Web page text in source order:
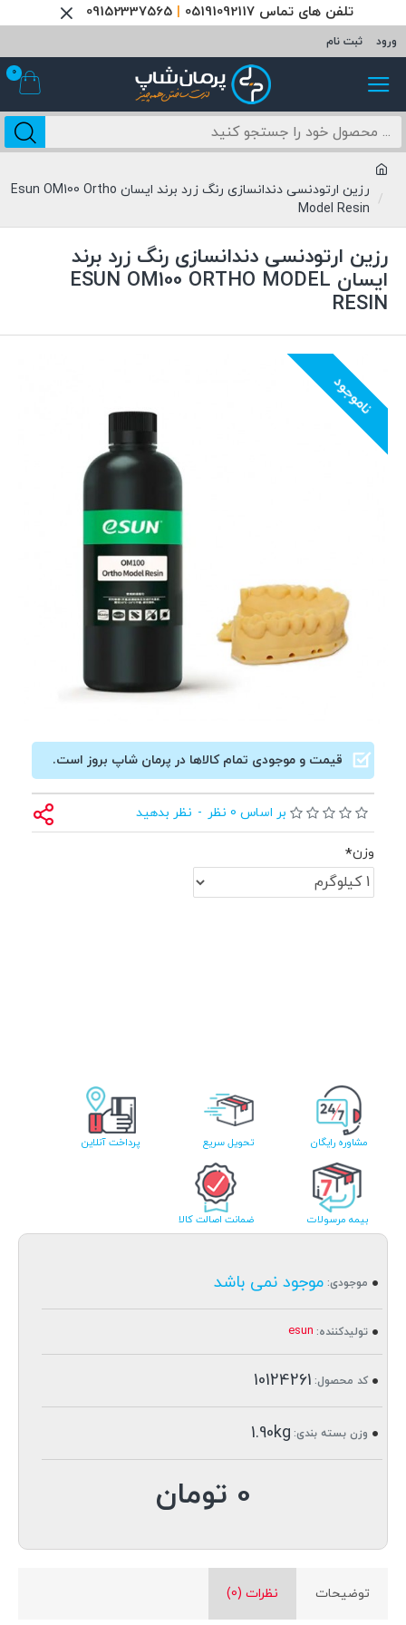
تلفن های تماس 05191092117 09152337565
ورود ثبت نام
0
رزین ارتودنسی دندانسازی رنگ زرد برند ایسان Esun OM100 Ortho
Model Resin
رزین ارتودنسی دندانسازی رنگ زرد برند
ایسان ESUN OM100 ORTHO MODEL
RESIN
ناموجود
قیمت و موجودی تمام کالاها در پرمان شاپ بروز است.
بر اساس 0 نظر - نظر بدهید
وزن
مشاوره رایگان تحویل سریع پرداخت آنلاین
بیمه مرسولات ضمانت اصالت کالا
0 تومان
موجودی: موجود نمی باشد
تولیدکننده: esun
کد محصول: 10124261
وزن بسته بندی: 1.90kg
توضیحات نظرات (0)